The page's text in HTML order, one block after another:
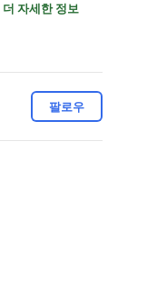
더 자세한 정보
팔로우